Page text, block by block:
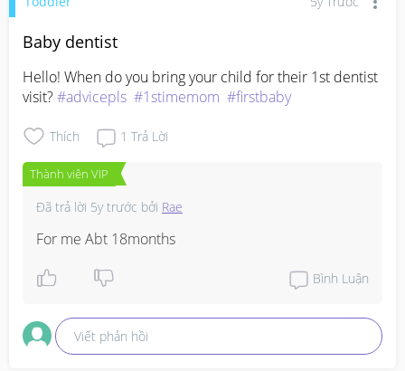
Baby dentist
Hello! When do you bring your child for their 1st dentist
visit? #advicepls #1stimemom #firstbaby
Thích 1 Trả Lời
Thành viên VIP
Đã trả lời 5y trước bởi Rae
For me Abt 18months
Bình Luận
Viết phản hồi